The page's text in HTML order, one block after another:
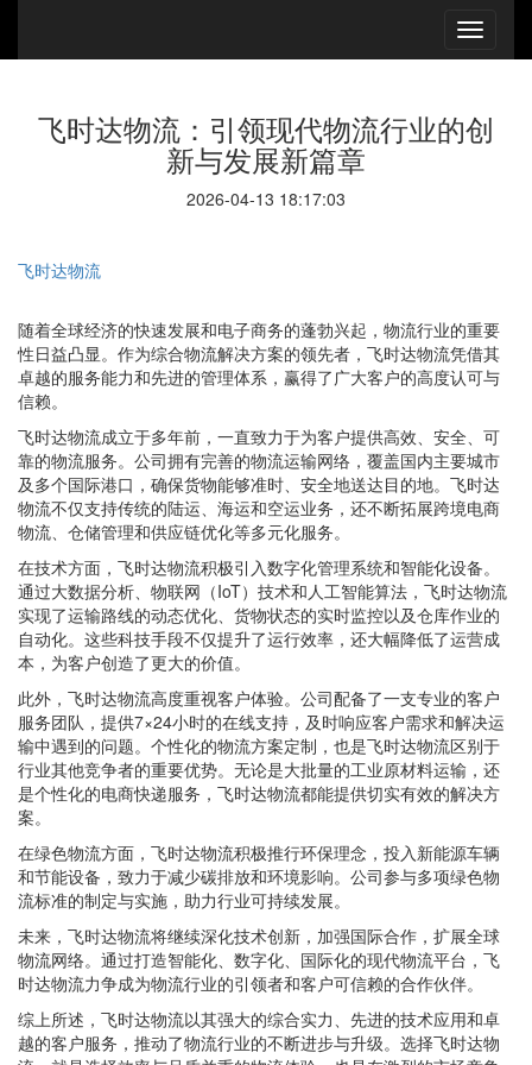
飞时达物流：引领现代物流行业的创
新与发展新篇章
2026-04-13 18:17:03
飞时达物流
随着全球经济的快速发展和电子商务的蓬勃兴起，物流行业的重要
性日益凸显。作为综合物流解决方案的领先者，飞时达物流凭借其
卓越的服务能力和先进的管理体系，赢得了广大客户的高度认可与
信赖。
飞时达物流成立于多年前，一直致力于为客户提供高效、安全、可
靠的物流服务。公司拥有完善的物流运输网络，覆盖国内主要城市
及多个国际港口，确保货物能够准时、安全地送达目的地。飞时达
物流不仅支持传统的陆运、海运和空运业务，还不断拓展跨境电商
物流、仓储管理和供应链优化等多元化服务。
在技术方面，飞时达物流积极引入数字化管理系统和智能化设备。
通过大数据分析、物联网（IoT）技术和人工智能算法，飞时达物流
实现了运输路线的动态优化、货物状态的实时监控以及仓库作业的
自动化。这些科技手段不仅提升了运行效率，还大幅降低了运营成
本，为客户创造了更大的价值。
此外，飞时达物流高度重视客户体验。公司配备了一支专业的客户
服务团队，提供7×24小时的在线支持，及时响应客户需求和解决运
输中遇到的问题。个性化的物流方案定制，也是飞时达物流区别于
行业其他竞争者的重要优势。无论是大批量的工业原材料运输，还
是个性化的电商快递服务，飞时达物流都能提供切实有效的解决方
案。
在绿色物流方面，飞时达物流积极推行环保理念，投入新能源车辆
和节能设备，致力于减少碳排放和环境影响。公司参与多项绿色物
流标准的制定与实施，助力行业可持续发展。
未来，飞时达物流将继续深化技术创新，加强国际合作，扩展全球
物流网络。通过打造智能化、数字化、国际化的现代物流平台，飞
时达物流力争成为物流行业的引领者和客户可信赖的合作伙伴。
综上所述，飞时达物流以其强大的综合实力、先进的技术应用和卓
越的客户服务，推动了物流行业的不断进步与升级。选择飞时达物